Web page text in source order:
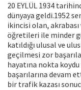
20 EYLÜL 1934
dünyaya geldi.1952
ikincisi olan, akrabası
öğretileri ile minder
katıldığı ulusal ve
geçilmesi zor
hayatına nokta
başarılarına devam
bir trafik kazası